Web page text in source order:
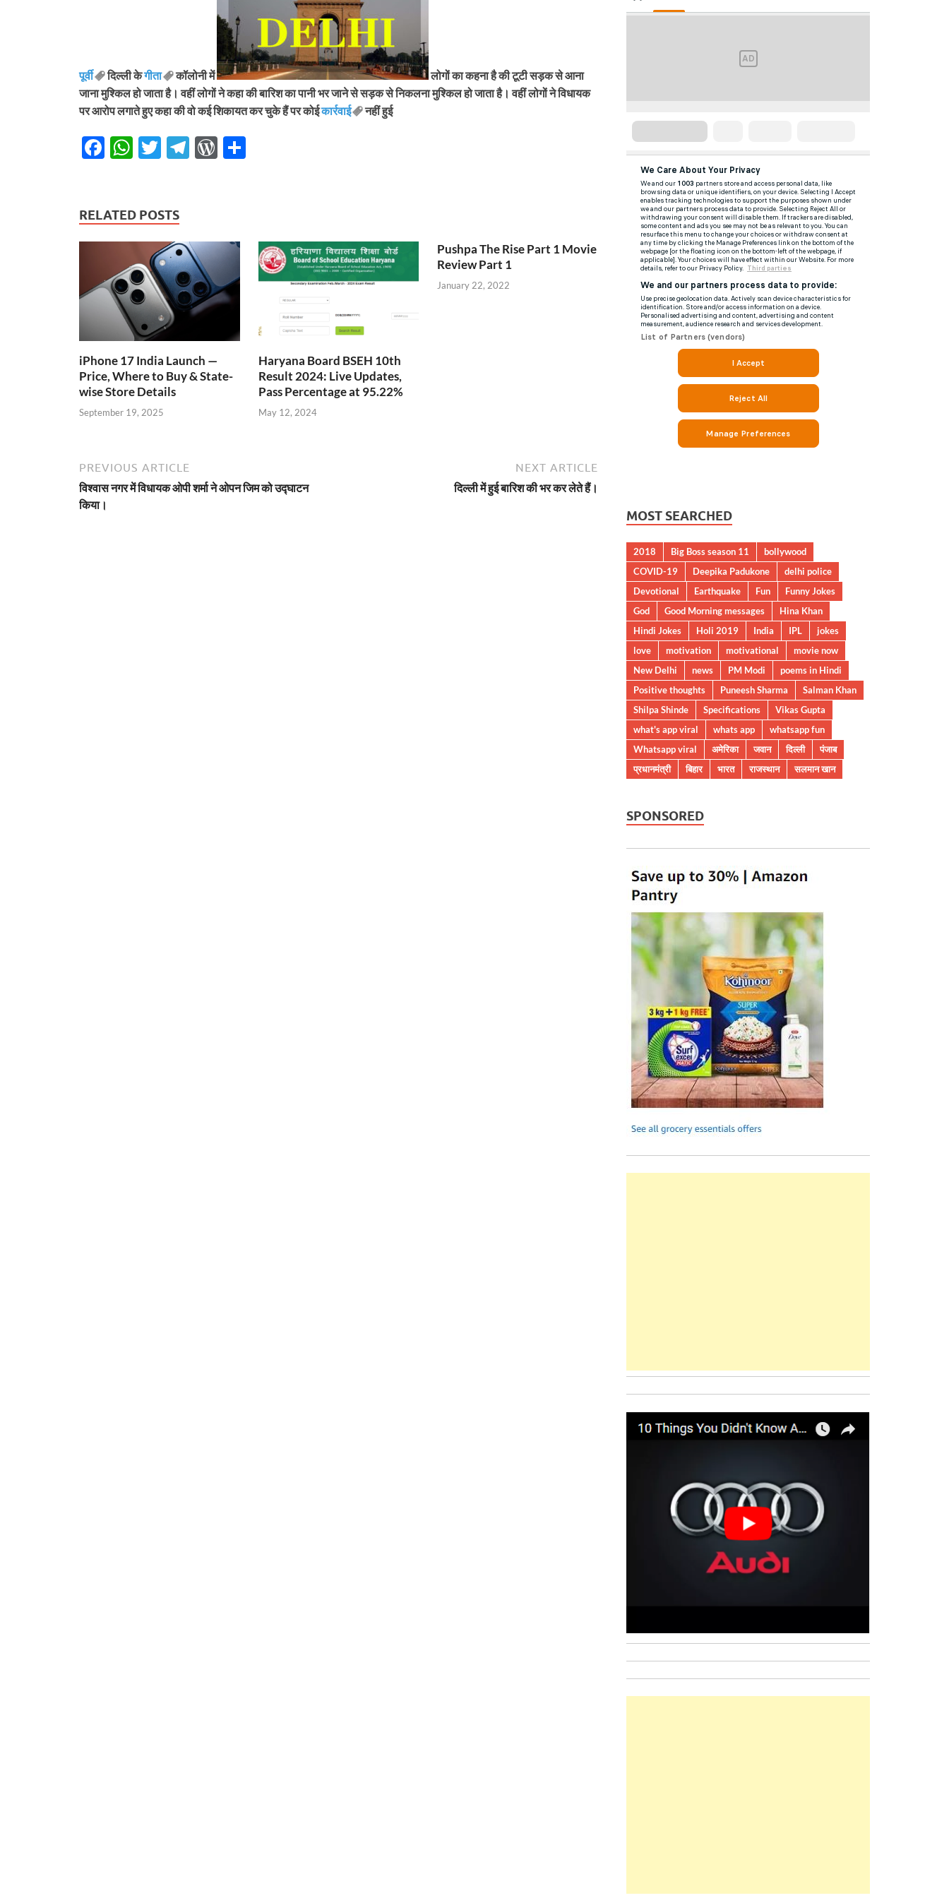
पूर्वी दिल्ली केगीता कॉलोनी में
लोगों का कहना है की टूटी सड़क से आना
जाना मुश्किल हो जाता है। वहीं लोगों ने कहा की बारिश का पानी भर जाने से सड़क से निकलना मुश्किल हो जाता है। वहीं लोगों ने विधायक
पर आरोप लगाते हुए कहा की वो कई शिकायत कर चुके हैं पर कोईकार्रवाई नहीं हुई
F
b
o
k
W
s
A
p
p
T
er
T
a
m
W
re
ss
RELATED POSTS
iPhone 17 India Launch —
Price, Where to Buy & State-
wise Store Details
September 19, 2025
Haryana Board BSEH 10th
Result 2024: Live Updates,
Pass Percentage at 95.22%
May 12, 2024
Pushpa The Rise Part 1 Movie
Review Part 1
January 22, 2022
PREVIOUS ARTICLE
विश्वास नगर में विधायक ओपी शर्मा ने ओपन जिम को उद्घाटन
किया।
NEXT ARTICLE
दिल्ली में हुई बारिश की भर कर लेते हैं।
MOST SEARCHED
2018 Big Boss season 11
bollywood
COVID-19
Deepika Padukone
delhi police
Devotional
Earthquake Fun
Funny Jokes
God
Good Morning messages
Hina Khan
Hindi Jokes
Holi 2019 India IPL
jokes
love
motivation motivational
movie now
New Delhi
news PM Modi
poems in Hindi
Positive thoughts
Puneesh Sharma
Salman Khan
Shilpa Shinde
Specifications
Vikas Gupta
what's app viral
whats app
whatsapp fun
Whatsapp viral
अमेरिका जवान दिल्ली
पंजाब
प्रधानमंत्री
बिहार भारत राजस्थान सलमान खान
SPONSORED